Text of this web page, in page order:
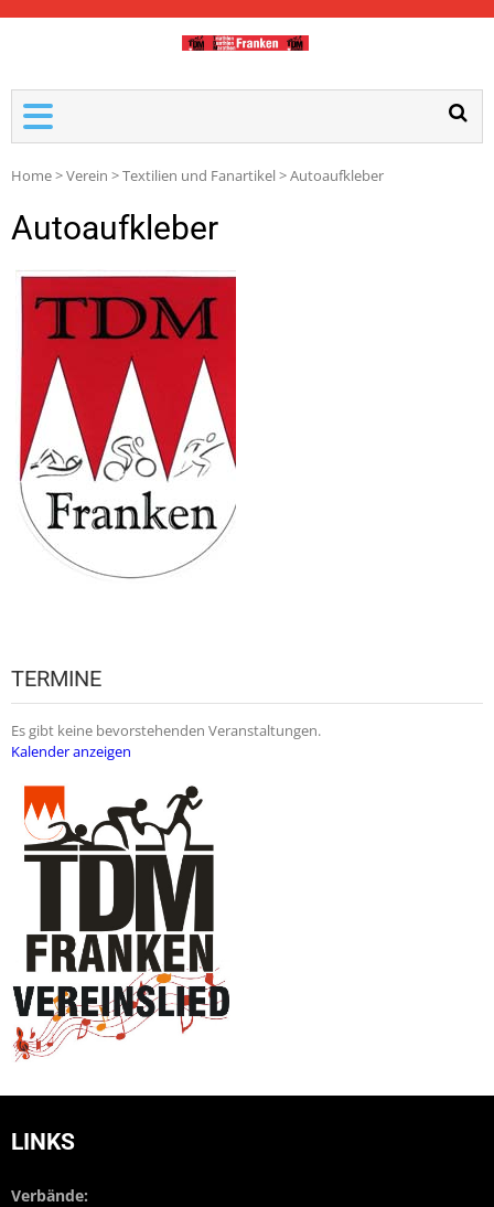
Home>Verein >Textilien und Fanartikel>Autoaufkleber
Autoaufkleber
TERMINE
Es gibt keine bevorstehenden Veranstaltungen.
Kalender anzeigen
LINKS
Verbände: